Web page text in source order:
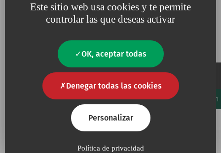
Este sitio web usa cookies y te permite
controlar las que deseas activar
OK, aceptar todas
Denegar todas las cookies
Personalizar
Política de privacidad
Referencias y especificaciones
Embalaje
Código Unidades/Caja Unidades/Cartón
Añadir a mis favoritos
219442 1